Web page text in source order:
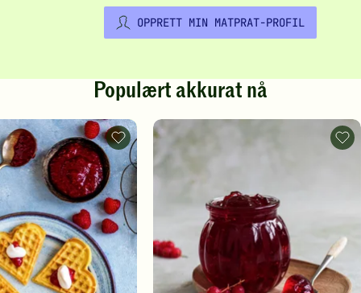
OPPRETT MIN MATPRAT-PROFIL
Populært akkurat nå
Vafler
-
legg
til
favoritter
-